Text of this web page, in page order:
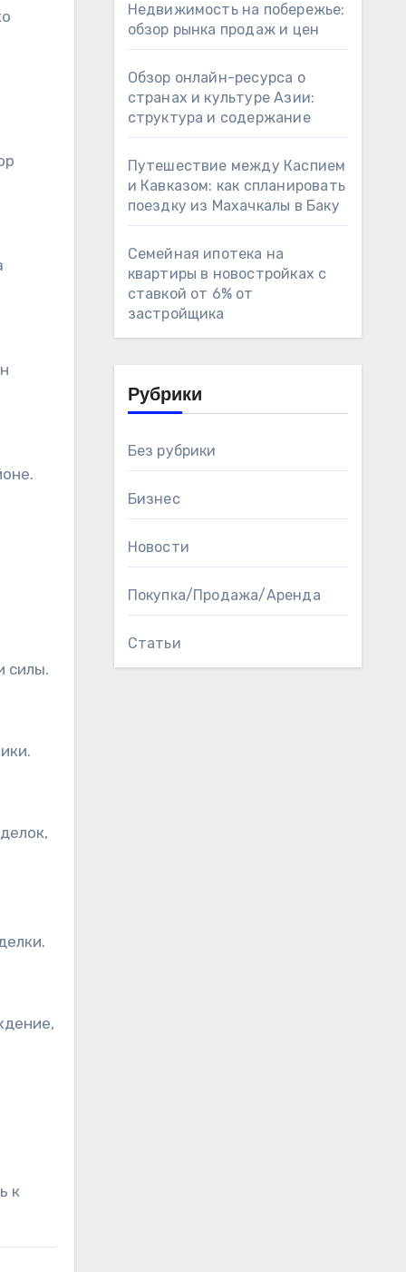
силы.
к
Недвижимость на побережье:
обзор рынка продаж и цен
Обзор онлайн-ресурса о
странах и культуре Азии:
структура и содержание
Путешествие между Каспием
и Кавказом: как спланировать
поездку из Махачкалы в Баку
Семейная ипотека на
квартиры в новостройках с
ставкой от 6% от
застройщика
Рубрики
Без рубрики
Бизнес
Новости
Покупка/Продажа/Аренда
Статьи